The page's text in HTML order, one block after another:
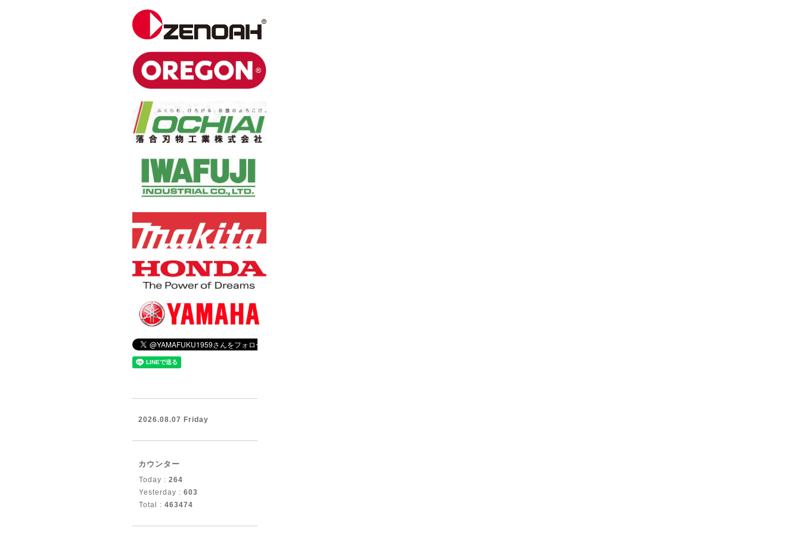
2026.08.07 Friday
カウンター
Today : 264
Yesterday : 603
Total : 463474